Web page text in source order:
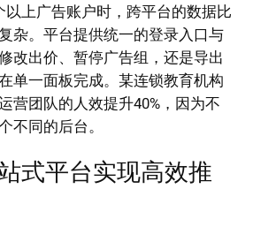
上广告账户时，跨平台的数据比
杂。平台提供统一的登录入口与
改出价、暂停广告组，还是导出
单一面板完成。某连锁教育机构
营团队的人效提升40%，因为不
不同的后台。
式平台实现高效推